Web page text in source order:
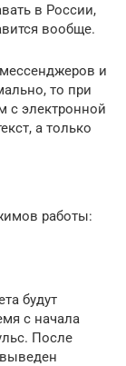
в России,
вообще.
и
то при
с электронной
а только
работы:
будут
с начала
После